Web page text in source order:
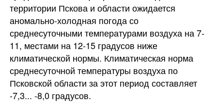
территории Пскова и области ожидается
аномально-холодная погода со
среднесуточными температурами воздуха на 7-
11, местами на 12-15 градусов ниже
климатической нормы. Климатическая норма
среднесуточной температуры воздуха по
Псковской области за этот период составляет
-7,3... -8,0 градусов.